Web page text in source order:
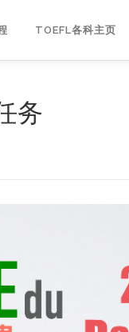
TOEFL各科主页
务